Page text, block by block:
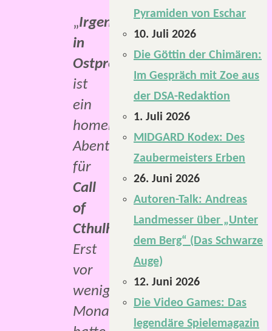
„Irgendwo
in
Ostpreußen“
ist
ein
homebrew
Abenteuer
für
Call
of
Cthulhu
Erst
vor
wenigen
Monaten
Pyramiden von Eschar
10. Juli 2026
Die Göttin der Chimären:
Im Gespräch mit Zoe aus
der DSA-Redaktion
1. Juli 2026
MIDGARD Kodex: Des
Zaubermeisters Erben
26. Juni 2026
Autoren-Talk: Andreas
Landmesser über „Unter
dem Berg“ (Das Schwarze
Auge)
12. Juni 2026
Die Video Games: Das
legendäre Spielemagazin